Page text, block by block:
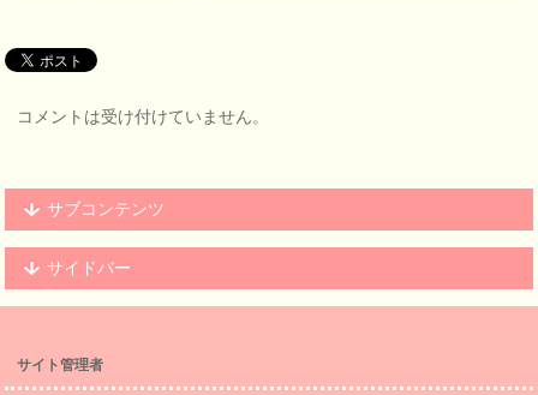
コメントは受け付けていません。
サブコンテンツ
サイドバー
サイト管理者